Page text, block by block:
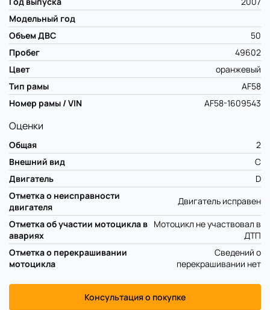
Модельный год
Объем ДВС
50
Пробег
49602
Цвет
оранжевый
Тип рамы
AF58
Номер рамы / VIN
AF58-1609543
Оценки
Общая
2
Внешний вид
C
Двигатель
D
Отметка о неисправности
двигателя
Двигатель исправен
Отметка об участии мотоцикла в
авариях
Мотоцикл не участвовал в
ДТП
Отметка о перекрашивании
мотоцикла
Сведений о
перекрашивании нет
Консультация о покупке